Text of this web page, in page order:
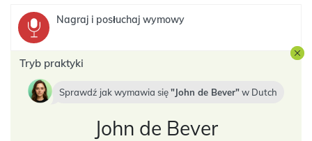
Nagraj i posłuchaj wymowy
Tryb praktyki
Sprawdź jak wymawia się John de Bever w Dutch
John de Bever